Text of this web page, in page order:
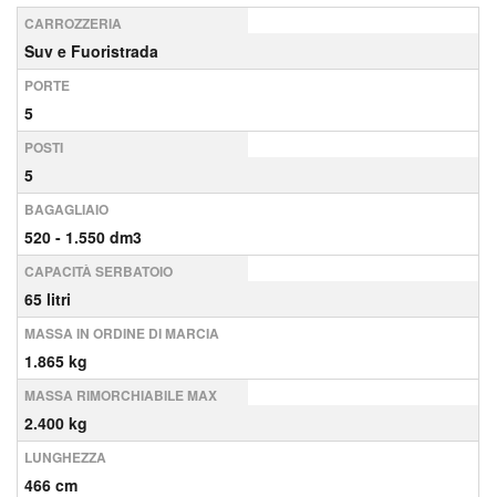
CARROZZERIA
Suv e Fuoristrada
PORTE
5
POSTI
5
BAGAGLIAIO
520 - 1.550 dm3
CAPACITÀ SERBATOIO
65 litri
MASSA IN ORDINE DI MARCIA
1.865 kg
MASSA RIMORCHIABILE MAX
2.400 kg
LUNGHEZZA
466 cm